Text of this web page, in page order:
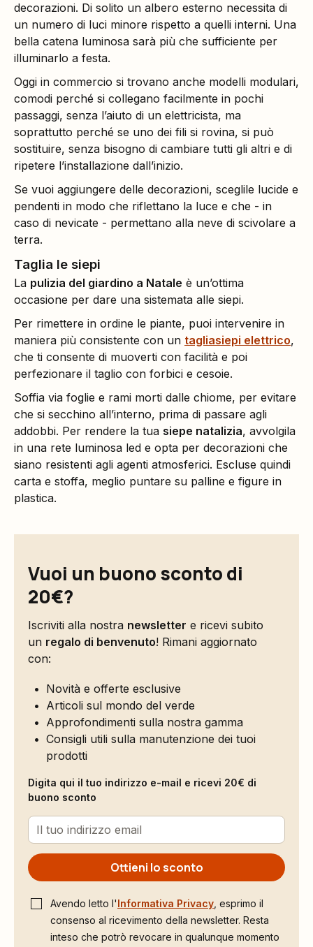
decorazioni. Di solito un albero esterno necessita di
un numero di luci minore rispetto a quelli interni. Una
bella catena luminosa sarà più che sufficiente per
illuminarlo a festa.
Oggi in commercio si trovano anche modelli modulari,
comodi perché si collegano facilmente in pochi
passaggi, senza l’aiuto di un elettricista, ma
soprattutto perché se uno dei fili si rovina, si può
sostituire, senza bisogno di cambiare tutti gli altri e di
ripetere l’installazione dall’inizio.
Se vuoi aggiungere delle decorazioni, sceglile lucide e
pendenti in modo che riflettano la luce e che - in
caso di nevicate - permettano alla neve di scivolare a
terra.
Taglia le siepi
La pulizia del giardino a Natale è un’ottima
occasione per dare una sistemata alle siepi.
Per rimettere in ordine le piante, puoi intervenire in
maniera più consistente con un tagliasiepi elettrico,
che ti consente di muoverti con facilità e poi
perfezionare il taglio con forbici e cesoie.
Soffia via foglie e rami morti dalle chiome, per evitare
che si secchino all’interno, prima di passare agli
addobbi. Per rendere la tua siepe natalizia, avvolgila
in una rete luminosa led e opta per decorazioni che
siano resistenti agli agenti atmosferici. Escluse quindi
carta e stoffa, meglio puntare su palline e figure in
plastica.
Vuoi un buono sconto di
20€?
Iscriviti alla nostra newsletter e ricevi subito
un regalo di benvenuto! Rimani aggiornato
con:
Novità e offerte esclusive
Articoli sul mondo del verde
Approfondimenti sulla nostra gamma
Consigli utili sulla manutenzione dei tuoi
prodotti
Digita qui il tuo indirizzo e-mail e ricevi 20€ di
buono sconto
Ottieni lo sconto
Avendo letto l'Informativa Privacy , esprimo il
consenso al ricevimento della newsletter. Resta
inteso che potrò revocare in qualunque momento